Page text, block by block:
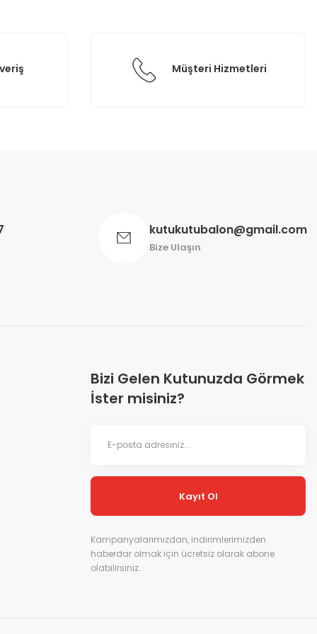
Müşteri Hizmetleri
kutukutubalon@gmail.com
Bize Ulaşın
Bizi Gelen Kutunuzda Görmek
İster misiniz?
Kayıt Ol
Kampanyalarımızdan, indirimlerimizden
haberdar olmak için ücretsiz olarak abone
olabilirsiniz.